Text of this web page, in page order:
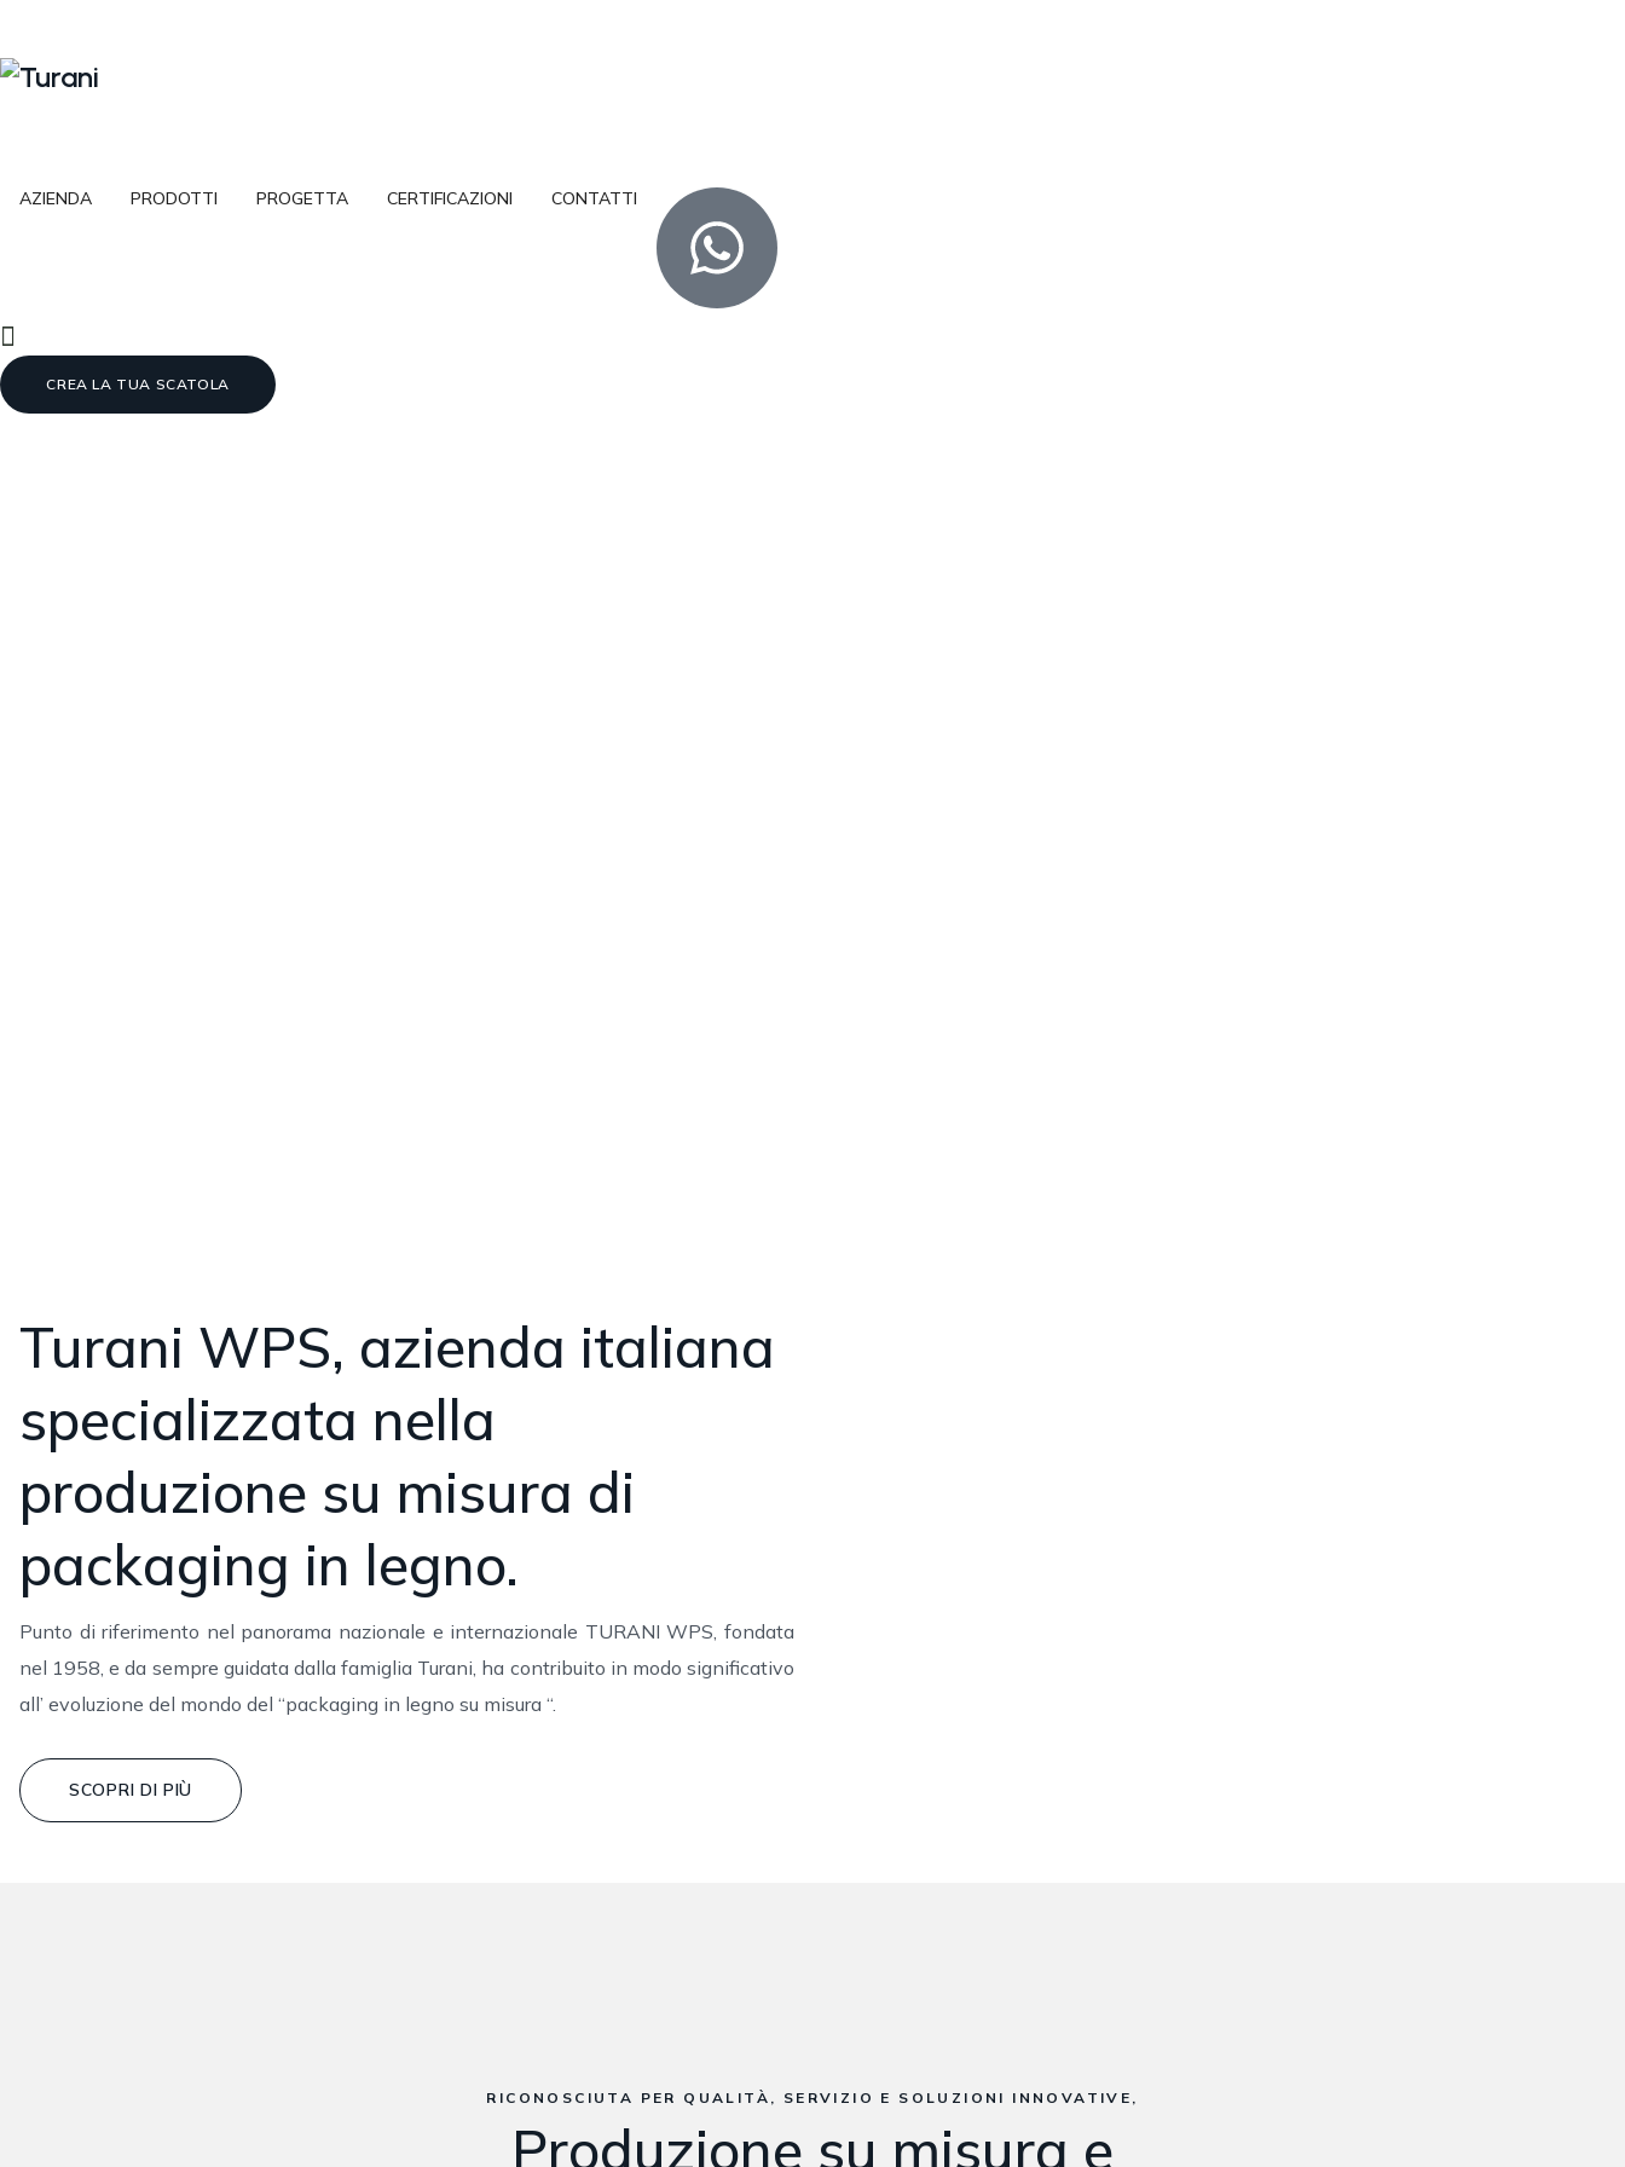
AZIENDA PRODOTTI PROGETTA CERTIFICAZIONI CONTATTI
CREA LA TUA SCATOLA
Turani WPS, azienda italiana
specializzata nella
produzione su misura di
packaging in legno.
Punto di riferimento nel panorama nazionale e internazionale TURANI WPS, fondata
nel 1958, e da sempre guidata dalla famiglia Turani, ha contribuito in modo significativo
all’ evoluzione del mondo del “packaging in legno su misura “.
SCOPRI DI PIÙ
RICONOSCIUTA PER QUALITÀ, SERVIZIO E SOLUZIONI INNOVATIVE,
Produzione su misura e